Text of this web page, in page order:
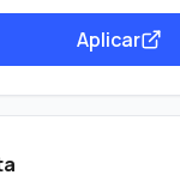
Aplicar